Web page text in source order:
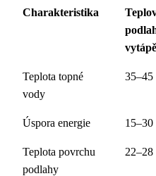
Charakteristika
Teplota topné
vody
35–45
Úspora energie 15–30
Teplota povrchu
podlahy
22–28